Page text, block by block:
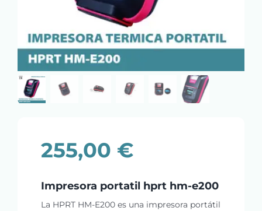
255,00 €
Impresora portatil hprt hm-e200
La HPRT HM-E200 es una impresora portátil